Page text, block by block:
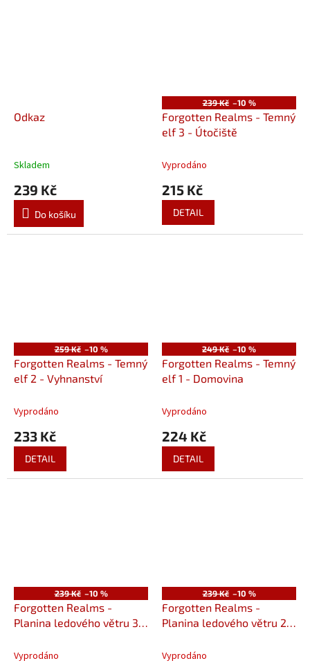
Odkaz
Skladem
239 Kč
Do košíku
239 Kč –10 %
Forgotten Realms - Temný
elf 3 - Útočiště
Vyprodáno
215 Kč
DETAIL
259 Kč –10 %
Forgotten Realms - Temný
elf 2 - Vyhnanství
Vyprodáno
233 Kč
DETAIL
249 Kč –10 %
Forgotten Realms - Temný
elf 1 - Domovina
Vyprodáno
224 Kč
DETAIL
239 Kč –10 %
Forgotten Realms -
Planina ledového větru 3 -
Vyprodáno
239 Kč –10 %
Forgotten Realms -
Planina ledového větru 2 -
Vyprodáno